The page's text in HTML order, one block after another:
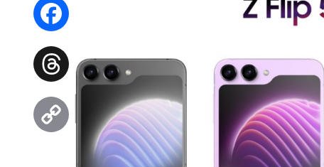
Facebook
Threads